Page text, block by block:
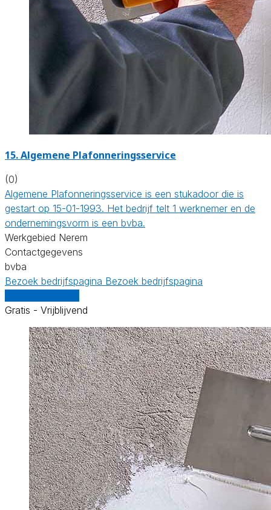
15. Algemene Plafonneringsservice
(0)
Algemene Plafonneringsservice is een stukadoor die is
gestart op 15-01-1993. Het bedrijf telt 1 werknemer en de
ondernemingsvorm is een bvba.
Werkgebied Nerem
Contactgegevens
bvba
Bezoek bedrijfspagina Bezoek bedrijfspagina
Gratis - Vrijblijvend